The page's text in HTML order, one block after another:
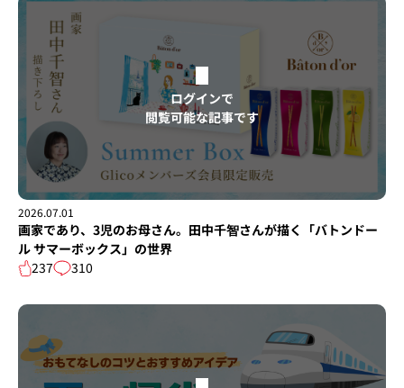
ログインで
閲覧可能な記事です
2026.07.01
画家であり、3児のお母さん。田中千智さんが描く「バトンドー
ル サマーボックス」の世界
237
310